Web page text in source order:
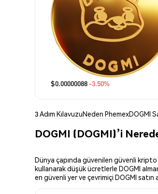
$0.00000088 -3.50%
3 Adım KılavuzuNeden PhemexDOGMI
DOGMI (DOGMI)’i
Dünya çapında güvenilen güvenli kripto
kullanarak düşük ücretlerle DOGMI
en güvenli yer ve çevrimiçi DOGMI satın